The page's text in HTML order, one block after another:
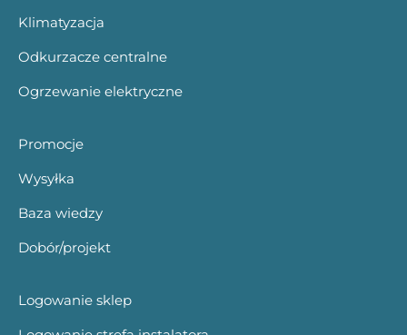
Klimatyzacja
Odkurzacze centralne
Ogrzewanie elektryczne
Promocje
Wysyłka
Baza wiedzy
Dobór/projekt
Logowanie sklep